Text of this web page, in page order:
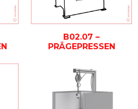
B02.07 –
PRÄGEPRESSEN